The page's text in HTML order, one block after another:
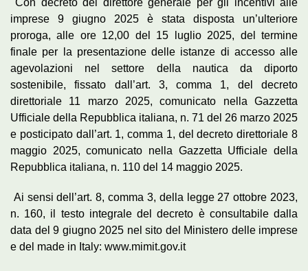
imprese 9 giugno 2025 è stata disposta un’ulteriore
proroga, alle ore 12,00 del 15 luglio 2025, del termine
finale per la presentazione delle istanze di accesso alle
agevolazioni nel settore della nautica da diporto
sostenibile, fissato dall’art. 3, comma 1, del decreto
direttoriale 11 marzo 2025, comunicato nella Gazzetta
Ufficiale della Repubblica italiana, n. 71 del 26 marzo 2025
e posticipato dall’art. 1, comma 1, del decreto direttoriale 8
maggio 2025, comunicato nella Gazzetta Ufficiale della
Repubblica italiana, n. 110 del 14 maggio 2025.
Ai sensi dell’art. 8, comma 3, della legge 27 ottobre 2023,
n. 160, il testo integrale del decreto è consultabile dalla
data del 9 giugno 2025 nel sito del Ministero delle imprese
e del made in Italy: www.mimit.gov.it